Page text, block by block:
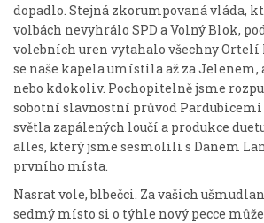
dopadlo. Stejná zkorumpovaná vláda,
volbách nevyhrálo SPD a Volný Blok,
volebních uren vytahalo všechny Ortelí
se naše kapela umístila až za Jelenem,
nebo kdokoliv. Pochopitelně jsme
sobotní slavnostní průvod
světla zapálených loučí a produkce
alles, který jsme sesmolili s Danem
prvního místa.
Nasrat vole, blbečci. Za vašich
sedmý místo si o týhle nový pecce